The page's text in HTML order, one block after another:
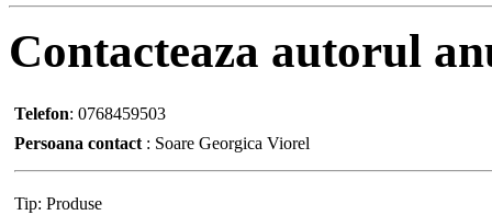
Contacteaza autorul
Telefon: 0768459503
Persoana contact : Soare Georgica Viorel
Tip: Produse